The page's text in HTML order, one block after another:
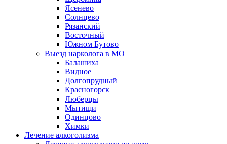
Ясенево
Солнцево
Рязанский
Восточный
Южном Бутово
Выезд нарколога в МО
Балашиха
Видное
Долгопрудный
Красногорск
Люберцы
Мытищи
Одинцово
Химки
Лечение алкоголизма